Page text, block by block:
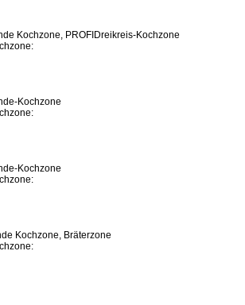
Kochzone, PROFIDreikreis-Kochzone
Kochzone
Kochzone
Kochzone, Bräterzone